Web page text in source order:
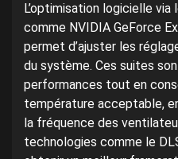
L’optimisation logicielle
comme NVIDIA GeForce
permet d’ajuster les
du système. Ces suites
performances tout en
température acceptable,
la fréquence des
technologies comme le